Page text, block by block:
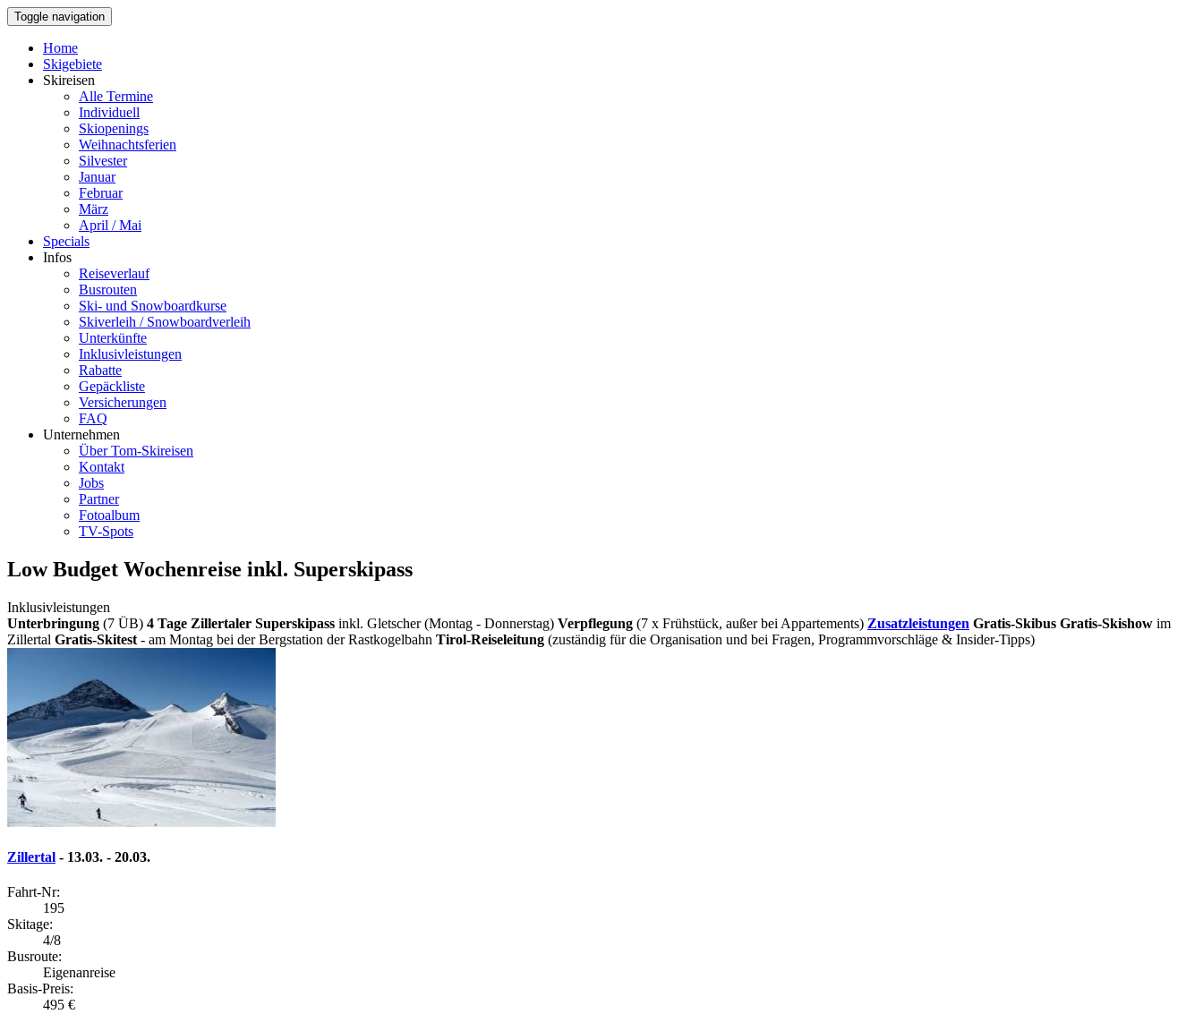
Toggle navigation
Home
Skigebiete
Skireisen
Alle Termine
Individuell
Skiopenings
Weihnachtsferien
Silvester
Januar
Februar
März
April / Mai
Specials
Infos
Reiseverlauf
Busrouten
Ski- und Snowboardkurse
Skiverleih / Snowboardverleih
Unterkünfte
Inklusivleistungen
Rabatte
Gepäckliste
Versicherungen
FAQ
Unternehmen
Über Tom-Skireisen
Kontakt
Jobs
Partner
Fotoalbum
TV-Spots
Low Budget Wochenreise inkl. Superskipass
Inklusivleistungen
Unterbringung (7 ÜB) 4 Tage Zillertaler Superskipass inkl. Gletscher (Montag - Donnerstag) Verpflegung (7 x Frühstück, außer bei Appartements) Zusatzleistungen Gratis-Skibus Gratis-Skishow im
Zillertal Gratis-Skitest - am Montag bei der Bergstation der Rastkogelbahn Tirol-Reiseleitung (zuständig für die Organisation und bei Fragen, Programmvorschläge & Insider-Tipps)
Zillertal - 13.03. - 20.03.
Fahrt-Nr:
195
Skitage:
4/8
Busroute:
Eigenanreise
Basis-Preis:
495 €